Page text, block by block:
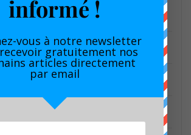
Gustave EBANDA
Foster
informé !
vous à notre newsletter
gratuitement nos
articles directement
par email